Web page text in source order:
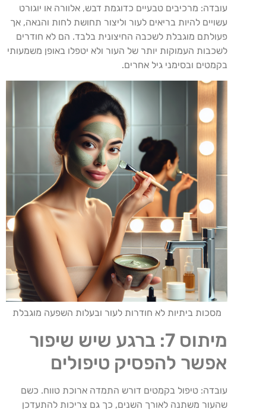
עובדה: מרכיבים טבעיים כדוגמת דבש, אלוורה או יוגורט
עשויים להיות בריאים לעור וליצור תחושת לחות והנאה, אך
פעולתם מוגבלת לשכבה החיצונית בלבד. הם לא חודרים
לשכבות העמוקות יותר של העור ולא יטפלו באופן משמעותי
בקמטים ובסימני גיל אחרים.
מסכות ביתיות לא חודרות לעור ובעלות השפעה מוגבלת
מיתוס 7: ברגע שיש שיפור
אפשר להפסיק טיפולים
עובדה: טיפול בקמטים דורש התמדה ארוכת טווח. כשם
שהעור משתנה לאורך השנים, כך גם צריכות להתעדכן